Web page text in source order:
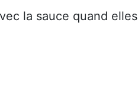
la sauce quand elles